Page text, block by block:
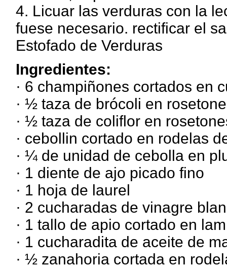
4. Licuar las verduras con la
fuese necesario. rectificar el
Estofado de Verduras
Ingredientes:
· 6 champiñones cortados en
· ½ taza de brócoli en
· ½ taza de coliflor en
· cebollin cortado en rodelas
· ¼ de unidad de cebolla en
· 1 diente de ajo picado fino
· 1 hoja de laurel
· 2 cucharadas de vinagre
· 1 tallo de apio cortado en
· 1 cucharadita de aceite de
· ½ zanahoria cortada en